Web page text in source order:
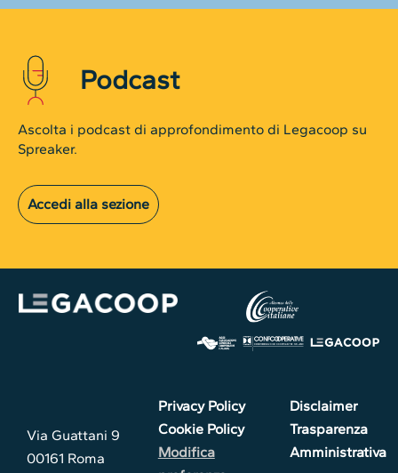
Podcast
Ascolta i podcast di approfondimento di Legacoop su
Spreaker.
Accedi alla sezione
Via Guattani 9
00161 Roma
Privacy Policy
Cookie Policy
Modifica
Disclaimer
Trasparenza
Amministrativa